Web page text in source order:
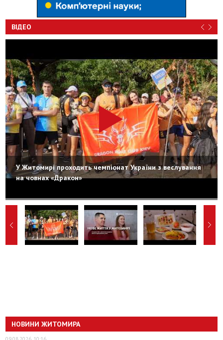
ВІДЕО
У Житомирі проходить чемпіонат України з веслування
на човнах «Дракон»
НОВИНИ ЖИТОМИРА